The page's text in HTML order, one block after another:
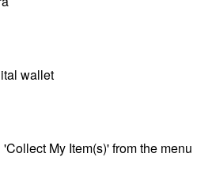
wallet
My Item(s)' from the menu